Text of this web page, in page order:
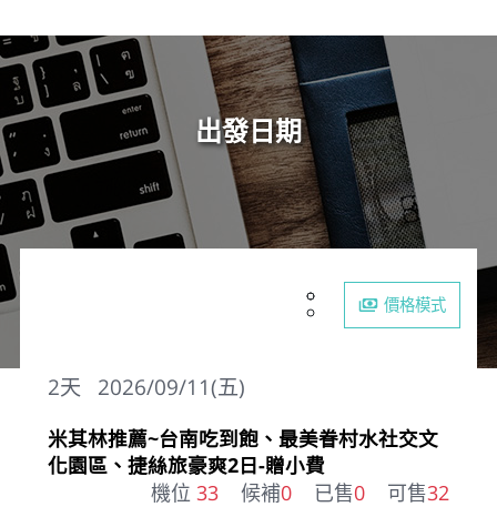
出發日期
價格模式
2026/09/11(五)
2天
米其林推薦~台南吃到飽、最美眷村水社交文
化園區、捷絲旅豪爽2日-贈小費
機位 33 候補0 已售0 可售32